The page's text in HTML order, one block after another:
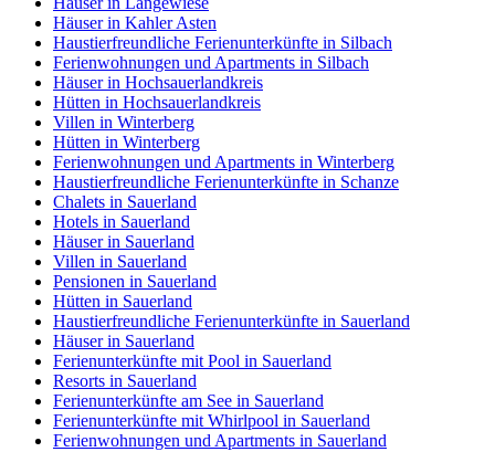
Häuser in Kahler Asten
Haustierfreundliche Ferienunterkünfte in Silbach
Ferienwohnungen und Apartments in Silbach
Häuser in Hochsauerlandkreis
Hütten in Hochsauerlandkreis
Villen in Winterberg
Hütten in Winterberg
Ferienwohnungen und Apartments in Winterberg
Haustierfreundliche Ferienunterkünfte in Schanze
Chalets in Sauerland
Hotels in Sauerland
Häuser in Sauerland
Villen in Sauerland
Pensionen in Sauerland
Hütten in Sauerland
Haustierfreundliche Ferienunterkünfte in Sauerland
Häuser in Sauerland
Ferienunterkünfte mit Pool in Sauerland
Resorts in Sauerland
Ferienunterkünfte am See in Sauerland
Ferienunterkünfte mit Whirlpool in Sauerland
Ferienwohnungen und Apartments in Sauerland